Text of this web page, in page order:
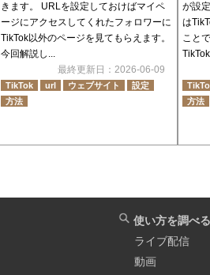
きます。 URLを設定しておけばマイペ
ージにアクセスしてくれたフォロワーに
TikTok以外のページを見てもらえます。
今回解説し...
最終更新日：2026-06-09
TikTok url ウェブサイト
設定
方法
が設
は
こと
方法
使い方を調べる
ライブ配信
動画